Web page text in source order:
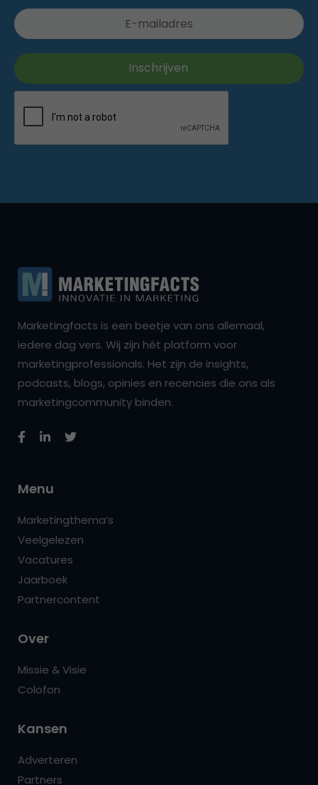
Marketingfacts is een beetje van ons allemaal,
iedere dag vers. Wij zijn hét platform voor
marketingprofessionals. Het zijn de insights,
podcasts, blogs, opinies en recencies die ons als
marketingcommunity binden.
Menu
Marketingthema’s
Veelgelezen
Vacatures
Jaarboek
Partnercontent
Over
Missie & Visie
Colofon
Kansen
Adverteren
Partners